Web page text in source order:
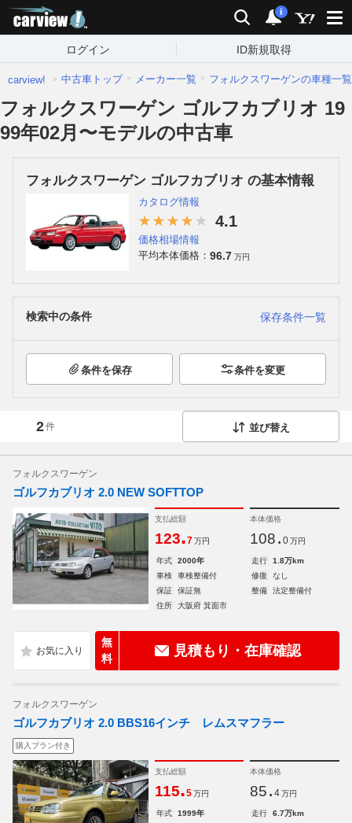
検索 通知
i
ログイン ID新規取得
carview! 中古車トップ メーカー一覧 フォルクスワーゲンの車種一覧
フォルクスワーゲン ゴルフカブリオ 19
99年02月〜モデルの中古車
フォルクスワーゲン ゴルフカブリオ の基本情報
カタログ情報
4.1
価格相場情報
平均本体価格： 96.7 万円
検索中の条件 保存条件一覧
条件を保存 条件を変更
2件 並び替え
フォルクスワーゲン
ゴルフカブリオ 2.0 NEW SOFTTOP
支払総額
123.7 万円
本体価格
108. 0 万円
年式 2000年 走行
1.8万km
車検
車検整備付 修復
なし
保証
保証無 整備
法定整備付
住所
大阪府 箕面市
無
料
見積もり・在庫確認
フォルクスワーゲン
ゴルフカブリオ 2.0 BBS16インチ レムスマフラー
購入プラン付き
支払総額
115.5 万円
本体価格
85. 4 万円
年式 1999年 走行
6.7万km